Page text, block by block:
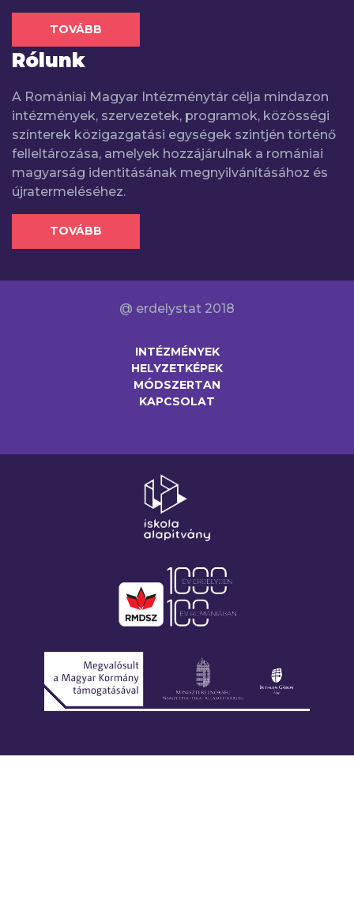
TOVÁBB
Rólunk
A Romániai Magyar Intézménytár célja mindazon
intézmények, szervezetek, programok, közösségi
színterek közigazgatási egységek szintjén történő
felleltározása, amelyek hozzájárulnak a romániai
magyarság identitásának megnyilvánításához és
újratermeléséhez.
TOVÁBB
@ erdelystat 2018
INTÉZMÉNYEK
HELYZETKÉPEK
MÓDSZERTAN
KAPCSOLAT